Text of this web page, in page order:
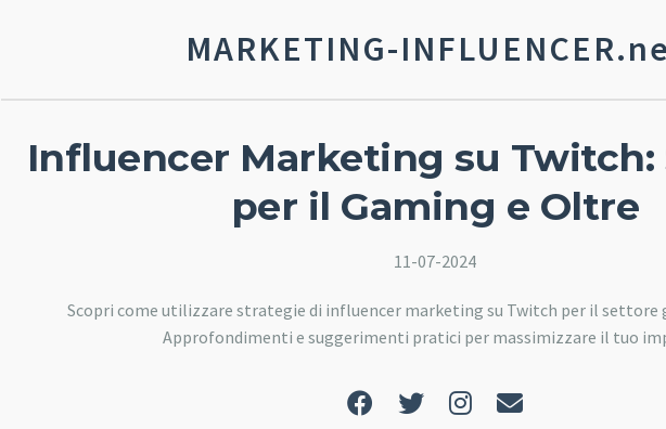
MARKETING-
Influencer Marketing su Twitch:
per il Gaming e Oltre
11-07-2024
Scopri come utilizzare strategie di influencer marketing su Twitch per il settore
Approfondimenti e suggerimenti pratici per massimizzare il tuo